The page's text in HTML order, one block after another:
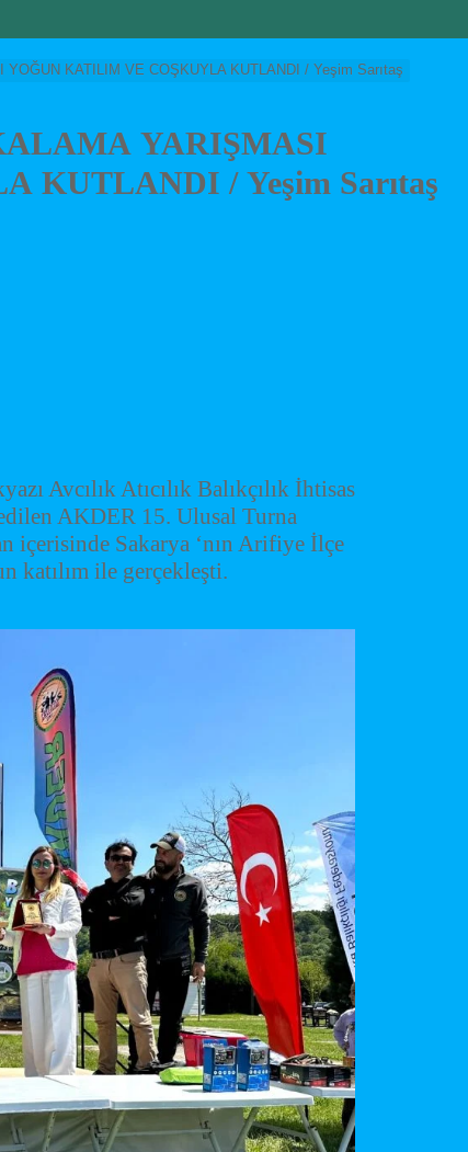
KATILIM VE COŞKUYLA KUTLANDI / Yeşim Sarıtaş
YARIŞMASI
KUTLANDI / Yeşim Sarıtaş
Avcılık Atıcılık Balıkçılık İhtisas
AKDER 15. Ulusal Turna
içerisinde Sakarya ‘nın Arifiye İlçe
katılım ile gerçekleşti.